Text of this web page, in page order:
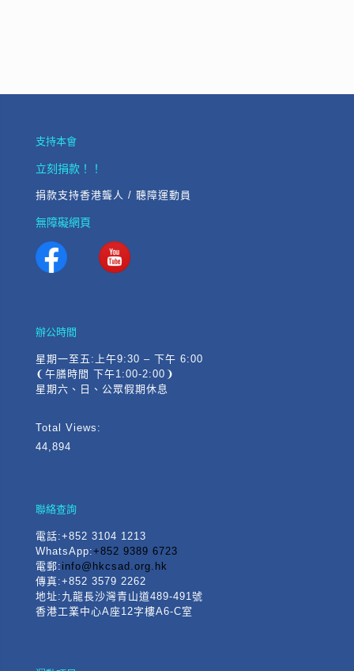
支持本會
立刻捐款！！
捐款支持香港聾人 / 聽障運動員
無障礙網頁
辦公時間
星期一至五:上午9:30 – 下午 6:00
❨午膳時間 下午1:00-2:00❩
星期六、日、公眾假期休息
Total Views:
44,894
聯絡查詢
電話:+852 3104 1213
WhatsApp:+852 9389 6723
電郵: info@hkcsad.org.hk
傳真:+852 3579 2262
地址:九龍長沙灣青山道489-491號
香港工業中心A座12字樓A6-C室